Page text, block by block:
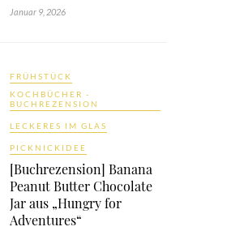
Januar 9, 2026
FRÜHSTÜCK
KOCHBÜCHER -
BUCHREZENSION
LECKERES IM GLAS
PICKNICKIDEE
[Buchrezension] Banana
Peanut Butter Chocolate
Jar aus „Hungry for
Adventures“